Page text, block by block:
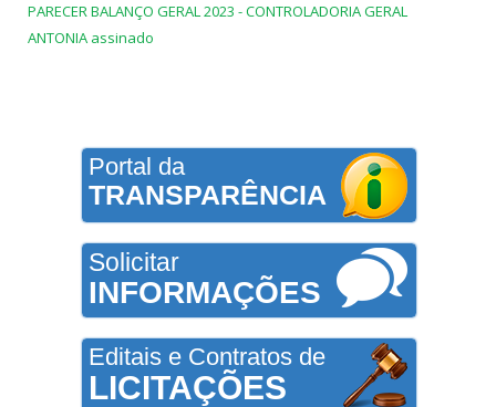
PARECER BALANÇO GERAL 2023 - CONTROLADORIA GERAL
ANTONIA assinado
Portal da
TRANSPARÊNCIA
Solicitar
INFORMAÇÕES
Editais e Contratos de
LICITAÇÕES